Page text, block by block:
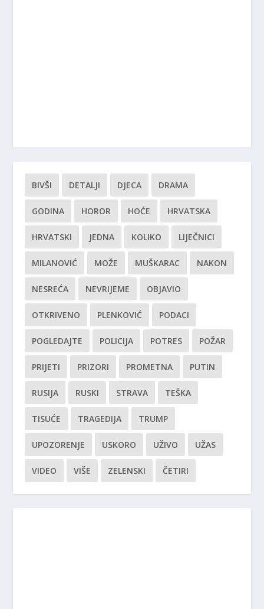
BIVŠI DETALJI DJECA DRAMA
GODINA HOROR HOĆE HRVATSKA
HRVATSKI JEDNA KOLIKO LIJEČNICI
MILANOVIĆ MOŽE MUŠKARAC NAKON
NESREĆA NEVRIJEME OBJAVIO
OTKRIVENO PLENKOVIĆ PODACI
POGLEDAJTE POLICIJA POTRES POŽAR
PRIJETI PRIZORI PROMETNA PUTIN
RUSIJA RUSKI STRAVA TEŠKA
TISUĆE TRAGEDIJA TRUMP
UPOZORENJE USKORO UŽIVO UŽAS
VIDEO VIŠE ZELENSKI ČETIRI